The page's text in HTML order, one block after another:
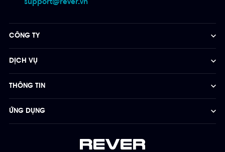
support@rever.vn
CÔNG TY
DỊCH VỤ
THÔNG TIN
ỨNG DỤNG